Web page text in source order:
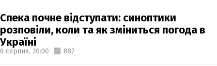
Спека почне відступати: синоптики
розповіли, коли та як зміниться погода в
Україні
6 серпня, 20:00 887